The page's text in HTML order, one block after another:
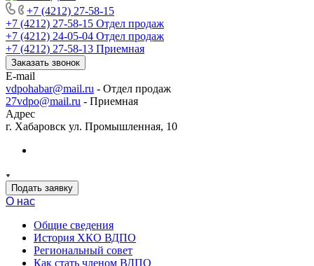
+7 (4212) 27-58-15
+7 (4212) 27-58-15 Отдел продаж
+7 (4212) 24-05-04 Отдел продаж
+7 (4212) 27-58-13 Приемная
Заказать звонок
E-mail
vdpohabar@mail.ru - Отдел продаж
27vdpo@mail.ru - Приемная
Адрес
г. Хабаровск ул. Промышленная, 10
Подать заявку
О нас
Общие сведения
История ХКО ВДПО
Региональный совет
Как стать членом ВДПО